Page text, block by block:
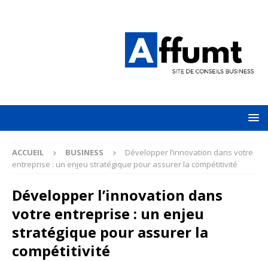
ACCUEIL BUSINESS
Développer l’innovation dans votre
entreprise : un enjeu stratégique pour assurer la compétitivité
Développer l’innovation dans
votre entreprise : un enjeu
stratégique pour assurer la
compétitivité